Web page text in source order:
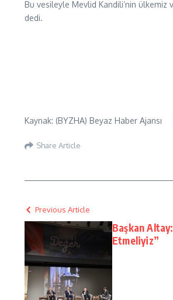
Bu vesileyle Mevlid Kandili’nin ülkemiz
dedi.
Kaynak: (BYZHA) Beyaz Haber Ajansı
Share Article
Previous Article
Başkan
Etmeliyiz”